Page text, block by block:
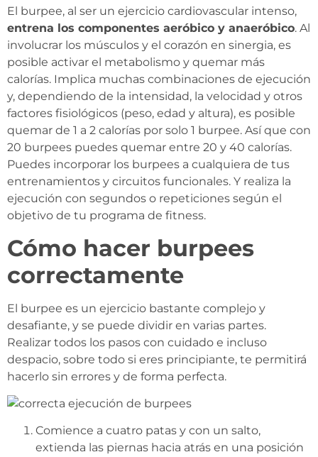
El burpee, al ser un ejercicio cardiovascular intenso,
entrena los componentes aeróbico y anaeróbico. Al
involucrar los músculos y el corazón en sinergia, es
posible activar el metabolismo y quemar más
calorías. Implica muchas combinaciones de ejecución
y, dependiendo de la intensidad, la velocidad y otros
factores fisiológicos (peso, edad y altura), es posible
quemar de 1 a 2 calorías por solo 1 burpee. Así que con
20 burpees puedes quemar entre 20 y 40 calorías.
Puedes incorporar los burpees a cualquiera de tus
entrenamientos y circuitos funcionales. Y realiza la
ejecución con segundos o repeticiones según el
objetivo de tu programa de fitness.
Cómo hacer burpees
correctamente
El burpee es un ejercicio bastante complejo y
desafiante, y se puede dividir en varias partes.
Realizar todos los pasos con cuidado e incluso
despacio, sobre todo si eres principiante, te permitirá
hacerlo sin errores y de forma perfecta.
Comience a cuatro patas y con un salto,
extienda las piernas hacia atrás en una posición